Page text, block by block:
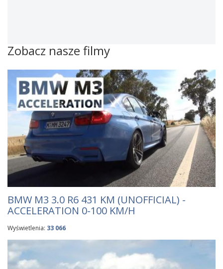
Zobacz nasze filmy
BMW M3 3.0 R6 431 KM (UNOFFICIAL) -
ACCELERATION 0-100 KM/H
Wyświetlenia: 33 066